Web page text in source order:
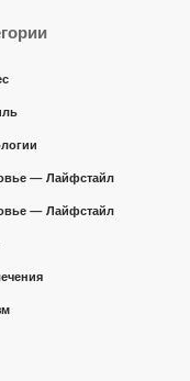
— Лайфстайл
— Лайфстайл